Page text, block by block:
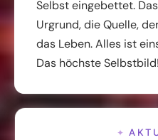
Selbst eingebettet.
Urgrund, die Quelle,
das Leben. Alles ist
Das höchste Selbstbild!
✦